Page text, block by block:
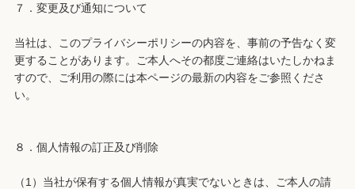
７．変更及び通知について
当社は、このプライバシーポリシーの内容を、事前の予告なく変
更することがあります。ご本人へその都度ご連絡はいたしかねま
すので、ご利用の際には本ページの最新の内容をご参照くださ
い。
８．個人情報の訂正及び削除
（1）当社が保有する個人情報が真実でないときは、ご本人の請